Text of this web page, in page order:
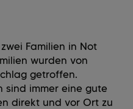
Familien in Not
wurden von
getroffen.
sind immer eine gute
direkt und vor Ort zu